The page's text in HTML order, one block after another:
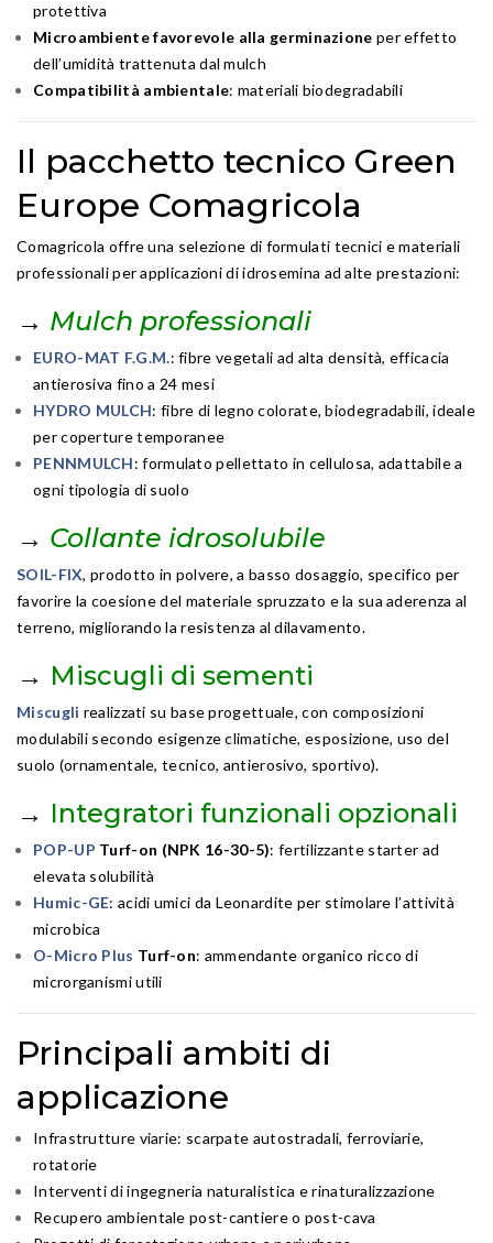
protettiva
Microambiente favorevole alla germinazione per effetto
dell’umidità trattenuta dal mulch
Compatibilità ambientale: materiali biodegradabili
Il pacchetto tecnico Green
Europe Comagricola
Comagricola offre una selezione di formulati tecnici e materiali
professionali per applicazioni di idrosemina ad alte prestazioni:
→ Mulch professionali
EURO-MAT F.G.M.: fibre vegetali ad alta densità, efficacia
antierosiva fino a 24 mesi
HYDRO MULCH: fibre di legno colorate, biodegradabili, ideale
per coperture temporanee
PENNMULCH: formulato pellettato in cellulosa, adattabile a
ogni tipologia di suolo
→ Collante idrosolubile
SOIL-FIX, prodotto in polvere, a basso dosaggio, specifico per
favorire la coesione del materiale spruzzato e la sua aderenza al
terreno, migliorando la resistenza al dilavamento.
→ Miscugli di sementi
Miscugli realizzati su base progettuale, con composizioni
modulabili secondo esigenze climatiche, esposizione, uso del
suolo (ornamentale, tecnico, antierosivo, sportivo).
→ Integratori funzionali opzionali
POP-UP Turf-on (NPK 16-30-5): fertilizzante starter ad
elevata solubilità
Humic-GE: acidi umici da Leonardite per stimolare l’attività
microbica
O-Micro Plus Turf-on: ammendante organico ricco di
microrganismi utili
Principali ambiti di
applicazione
Infrastrutture viarie: scarpate autostradali, ferroviarie,
rotatorie
Interventi di ingegneria naturalistica e rinaturalizzazione
Recupero ambientale post-cantiere o post-cava